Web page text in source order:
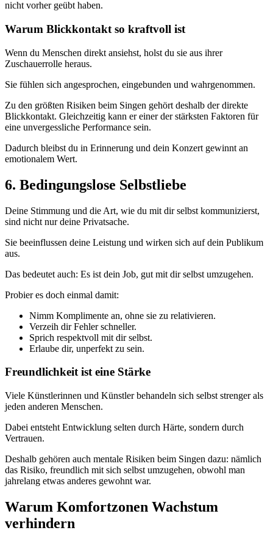
nicht vorher geübt haben.
Warum Blickkontakt so kraftvoll ist
Wenn du Menschen direkt ansiehst, holst du sie aus ihrer
Zuschauerrolle heraus.
Sie fühlen sich angesprochen, eingebunden und wahrgenommen.
Zu den größten Risiken beim Singen gehört deshalb der direkte
Blickkontakt. Gleichzeitig kann er einer der stärksten Faktoren für
eine unvergessliche Performance sein.
Dadurch bleibst du in Erinnerung und dein Konzert gewinnt an
emotionalem Wert.
6. Bedingungslose Selbstliebe
Deine Stimmung und die Art, wie du mit dir selbst kommunizierst,
sind nicht nur deine Privatsache.
Sie beeinflussen deine Leistung und wirken sich auf dein Publikum
aus.
Das bedeutet auch: Es ist dein Job, gut mit dir selbst umzugehen.
Probier es doch einmal damit:
Nimm Komplimente an, ohne sie zu relativieren.
Verzeih dir Fehler schneller.
Sprich respektvoll mit dir selbst.
Erlaube dir, unperfekt zu sein.
Freundlichkeit ist eine Stärke
Viele Künstlerinnen und Künstler behandeln sich selbst strenger als
jeden anderen Menschen.
Dabei entsteht Entwicklung selten durch Härte, sondern durch
Vertrauen.
Deshalb gehören auch mentale Risiken beim Singen dazu: nämlich
das Risiko, freundlich mit sich selbst umzugehen, obwohl man
jahrelang etwas anderes gewohnt war.
Warum Komfortzonen Wachstum
verhindern